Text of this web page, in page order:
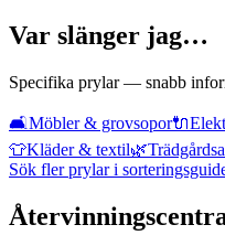
Var slänger jag…
Specifika prylar — snabb
🛋️Möbler & grovsopor🔌
👕Kläder & textil🌿
Sök fler prylar i